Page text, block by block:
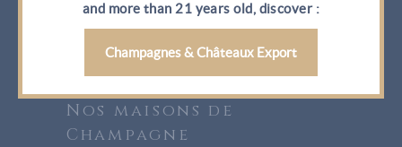
Qui sommes-nous ?
Contactez-nous
Nos maisons de
Champagne
and more than 21 years old, discover :
Champagnes & Châteaux Export